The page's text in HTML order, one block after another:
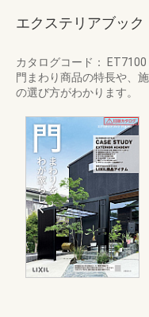
エクステリアブッ
カタログコード： ET7100
門まわり商品の特長や、
の選び方がわかります。